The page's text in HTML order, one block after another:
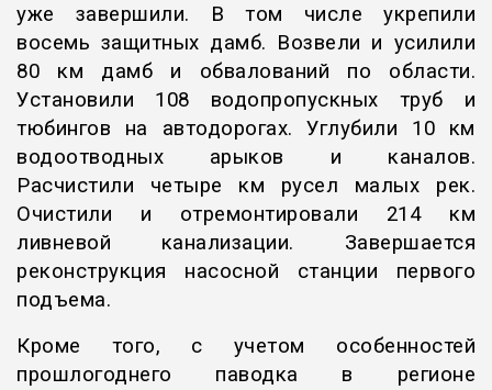
уже завершили. В том числе укрепили
восемь защитных дамб. Возвели и усилили
80 км дамб и обвалований по области.
Установили 108 водопропускных труб и
тюбингов на автодорогах. Углубили 10 км
водоотводных арыков и каналов.
Расчистили четыре км русел малых рек.
Очистили и отремонтировали 214 км
ливневой канализации. Завершается
реконструкция насосной станции первого
подъема.
Кроме того, с учетом особенностей
прошлогоднего паводка в регионе